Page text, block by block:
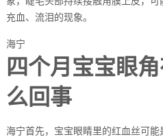
充血、流泪的现象。
海宁
四个月宝宝眼
么回事
海宁首先，宝宝眼睛里的红血丝可